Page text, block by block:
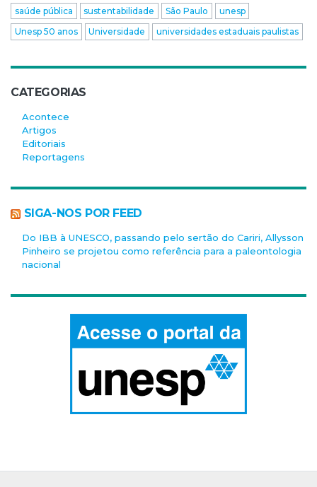
saúde pública
sustentabilidade São Paulo
unesp
Unesp 50 anos
Universidade universidades estaduais paulistas
CATEGORIAS
Acontece
Artigos
Editoriais
Reportagens
SIGA-NOS POR FEED
Do IBB à UNESCO, passando pelo sertão do Cariri, Allysson
Pinheiro se projetou como referência para a paleontologia
nacional